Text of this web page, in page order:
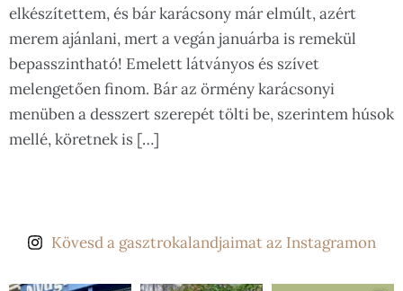
elkészítettem, és bár karácsony már elmúlt, azért
merem ajánlani, mert a vegán januárba is remekül
bepasszintható! Emelett látványos és szívet
melengetően finom. Bár az örmény karácsonyi
menüben a desszert szerepét tölti be, szerintem húsok
mellé, köretnek is […]
Kövesd a gasztrokalandjaimat az Instagramon